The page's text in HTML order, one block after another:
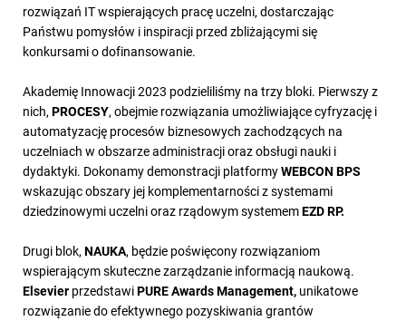
rozwiązań IT wspierających pracę uczelni, dostarczając
Państwu pomysłów i inspiracji przed zbliżającymi się
konkursami o dofinansowanie.
Akademię Innowacji 2023 podzieliliśmy na trzy bloki. Pierwszy z
nich,PROCESY, obejmie rozwiązania umożliwiające cyfryzację i
automatyzację procesów biznesowych zachodzących na
uczelniach w obszarze administracji oraz obsługi nauki i
dydaktyki. Dokonamy demonstracji platformyWEBCON BPS
wskazując obszary jej komplementarności z systemami
dziedzinowymi uczelni oraz rządowym systememEZD RP.
Drugi blok,NAUKA, będzie poświęcony rozwiązaniom
wspierającym skuteczne zarządzanie informacją naukową.
Elsevier przedstawiPURE Awards Management, unikatowe
rozwiązanie do efektywnego pozyskiwania grantów